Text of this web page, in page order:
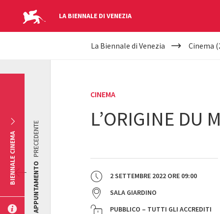
LA BIENNALE DI VENEZIA
YOUR
La Biennale di Venezia Cinema
CINEMA
L’ORIGINE DU
2 SETTEMBRE 2022 ORE 09:00
SALA GIARDINO
PUBBLICO – TUTTI GLI ACCREDITI
APPUNTAMENTO
PRECEDENTE
BIENNALE CINEMA